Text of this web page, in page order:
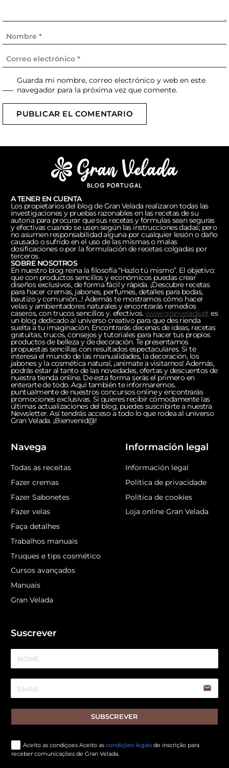
Guarda mi nombre, correo electrónico y web en este
navegador para la próxima vez que comente.
PUBLICAR EL COMENTARIO
A TENER EN CUENTA
Los propietarios del blog de Gran Velada realizaron todas las
investigaciones y pruebas razonables en las recetas de su
autoría para procurar que sus recetas y fórmulas sean seguras
y efectivas cuando se usen según las instrucciones dadas; pero
no asumen responsabilidad alguna por cualquier lesión o daño
causado o sufrido en el uso de las mismas o malas
dosificaciones o por la formulación de recetas colgadas por
terceros.
SOBRE NOSOTROS
En nuestro blog reina la filosofía “Hazlo tú mismo”. El objetivo:
que con productos sencillos y económicos puedas crear
diseños exclusivos, de forma fácil y rápida. ¡Descubre recetas
para hacer cremas, jabones, perfumes, detalles para bodas,
bautizo y comunión…! Además te mostramos cómo hacer
velas y ambientadores naturales y encontrarás remedios
caseros, con trucos sencillos y. efectivos.www.granvelada.pt es
un blog dedicado al universo creativo para que des rienda
suelta a tu imaginación. Encontrarás decenas de ideas, recetas
gratuitas, trucos, consejos y tutoriales para hacer tus propios
productos de belleza y de decoración. Te presentamos
propuestas sencillas con resultados espectaculares. Si te
interesa el mundo de las manualidades, la decoración, los
jabones y la cosmética natural, ¡anímate a visitarnos! Además,
podrás estar al tanto de las novedades, ofertas y descuentos de
nuestra tienda online. De esta forma serás el primero en
enterarte de todo. Aquí también te informaremos.
puntualmente de nuestros concursos online y encontrarás
promociones exclusivas. Si quieres recibir cómodamente las
últimas actualizaciones del blog, puedes suscribirte a nuestra
Newsletter. Así tendrás acceso a todo lo que rodea al universo
Gran Velada. ¡Bienvenid@!
Navega
Todas as receitas
Fazer cremas
Fazer Sabonetes
Fazer velas
Faça detalhes
Trabalhos manuais
Truques e tips cosmético
Cursos avançados
Manuais
Gran Velada
Información legal
Información legal
Política de privacidade
Política de cookies
Loja online Gran Velada
Suscrever
email
SUBSCREVER
Aceito as condiçoes Aceito as condições legais de inscrição para
receber comunicações de Gran Velada.